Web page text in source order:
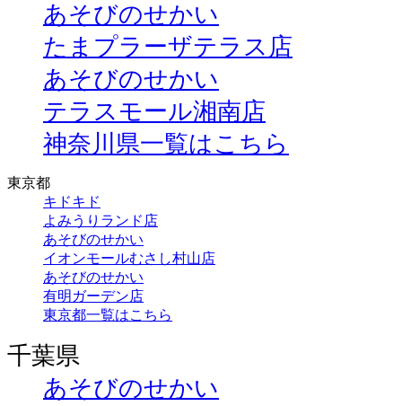
あそびのせかい
たまプラーザテラス店
あそびのせかい
テラスモール湘南店
神奈川県一覧はこちら
東京都
キドキド
よみうりランド店
あそびのせかい
イオンモールむさし村山店
あそびのせかい
有明ガーデン店
東京都一覧はこちら
千葉県
あそびのせかい